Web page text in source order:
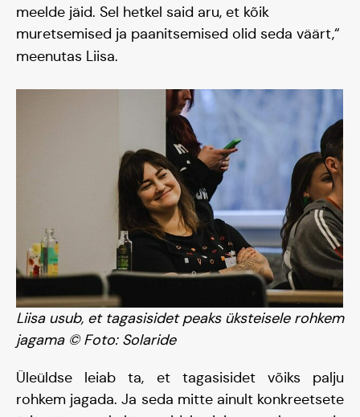
meelde jäid. Sel hetkel said aru, et kõik
muretsemised ja paanitsemised olid seda väärt,“
meenutas Liisa.
Liisa usub, et tagasisidet peaks üksteisele rohkem
jagama © Foto: Solaride
Üleüldse leiab ta, et tagasisidet võiks palju
rohkem jagada. Ja seda mitte ainult konkreetsete